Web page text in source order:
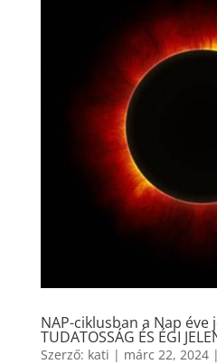
NAP-ciklusban a Nap éve
TUDATOSSÁG ÉS ÉGI
Szerző: kati | márc 22, 2024|